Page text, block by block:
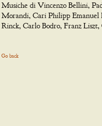
Musiche di Vincenzo Bellini,
Morandi, Cari Philipp Emanuel
Rinck, Carlo Bodro, Franz Liszt,
Go back